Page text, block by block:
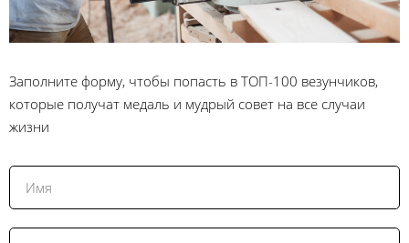
Заполните форму, чтобы попасть в ТОП-100 везунчиков,
которые получат медаль и мудрый совет на все случаи
жизни